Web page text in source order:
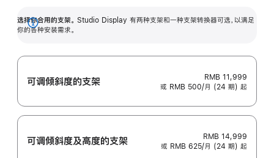
选择你合用的支架。 Studio Display 有两种支架和一种支架转换器可选，以满足
你的各种安装需求。
展
可调倾斜度的支架
RMB 11,999
或 RMB 500/月 (24 期) 起
可调倾斜度及高‍度的支‍架
RMB 14,999
或 RMB 625/月 (24 期) 起